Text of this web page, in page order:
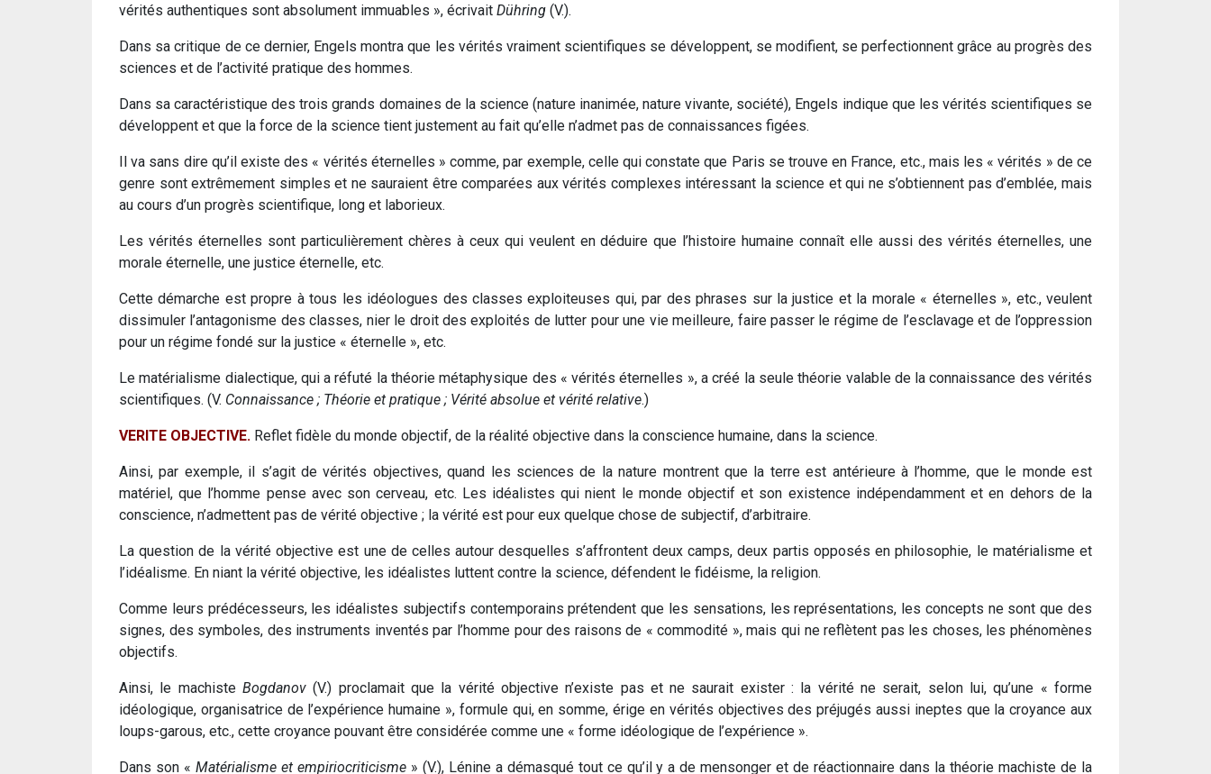
vérités authentiques sont absolument immuables », écrivait Dühring (V.).
Dans sa critique de ce dernier, Engels montra que les vérités vraiment scientifiques se développent, se modifient, se perfectionnent grâce au progrès des
sciences et de l’activité pratique des hommes.
Dans sa caractéristique des trois grands domaines de la science (nature inanimée, nature vivante, société), Engels indique que les vérités scientifiques se
développent et que la force de la science tient justement au fait qu’elle n’admet pas de connaissances figées.
Il va sans dire qu’il existe des « vérités éternelles » comme, par exemple, celle qui constate que Paris se trouve en France, etc., mais les « vérités » de ce
genre sont extrêmement simples et ne sauraient être comparées aux vérités complexes intéressant la science et qui ne s’obtiennent pas d’emblée, mais
au cours d’un progrès scientifique, long et laborieux.
Les vérités éternelles sont particulièrement chères à ceux qui veulent en déduire que l’histoire humaine connaît elle aussi des vérités éternelles, une
morale éternelle, une justice éternelle, etc.
Cette démarche est propre à tous les idéologues des classes exploiteuses qui, par des phrases sur la justice et la morale « éternelles », etc., veulent
dissimuler l’antagonisme des classes, nier le droit des exploités de lutter pour une vie meilleure, faire passer le régime de l’esclavage et de l’oppression
pour un régime fondé sur la justice « éternelle », etc.
Le matérialisme dialectique, qui a réfuté la théorie métaphysique des « vérités éternelles », a créé la seule théorie valable de la connaissance des vérités
scientifiques. (V. Connaissance ; Théorie et pratique ; Vérité absolue et vérité relative.)
VERITE OBJECTIVE. Reflet fidèle du monde objectif, de la réalité objective dans la conscience humaine, dans la science.
Ainsi, par exemple, il s’agit de vérités objectives, quand les sciences de la nature montrent que la terre est antérieure à l’homme, que le monde est
matériel, que l’homme pense avec son cerveau, etc. Les idéalistes qui nient le monde objectif et son existence indépendamment et en dehors de la
conscience, n’admettent pas de vérité objective ; la vérité est pour eux quelque chose de subjectif, d’arbitraire.
La question de la vérité objective est une de celles autour desquelles s’affrontent deux camps, deux partis opposés en philosophie, le matérialisme et
l’idéalisme. En niant la vérité objective, les idéalistes luttent contre la science, défendent le fidéisme, la religion.
Comme leurs prédécesseurs, les idéalistes subjectifs contemporains prétendent que les sensations, les représentations, les concepts ne sont que des
signes, des symboles, des instruments inventés par l’homme pour des raisons de « commodité », mais qui ne reflètent pas les choses, les phénomènes
objectifs.
Ainsi, le machiste Bogdanov(V.) proclamait que la vérité objective n’existe pas et ne saurait exister : la vérité ne serait, selon lui, qu’une « forme
idéologique, organisatrice de l’expérience humaine », formule qui, en somme, érige en vérités objectives des préjugés aussi ineptes que la croyance aux
loups-garous, etc., cette croyance pouvant être considérée comme une « forme idéologique de l’expérience ».
Dans son « Matérialisme et empiriocriticisme» (V.), Lénine a démasqué tout ce qu’il y a de mensonger et de réactionnaire dans la théorie machiste de la